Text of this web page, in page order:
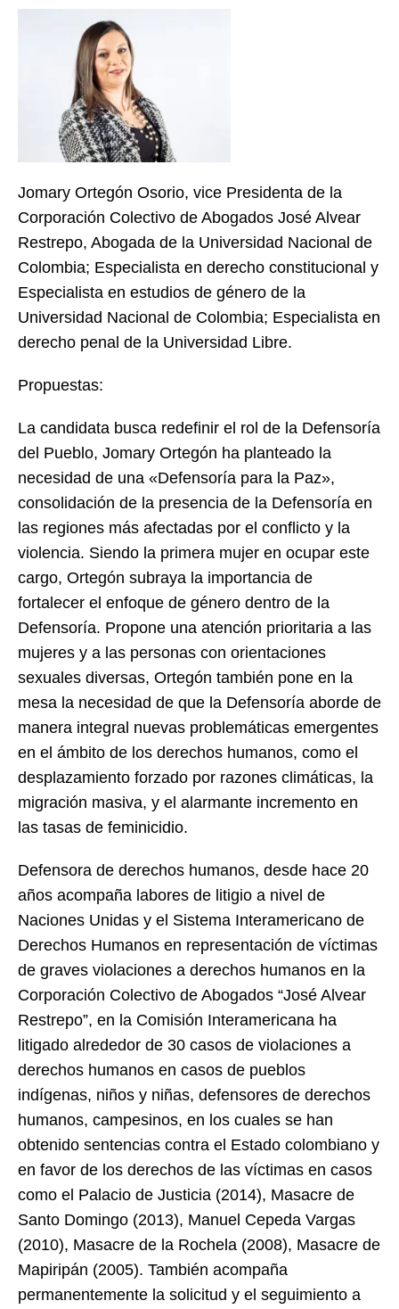
Jomary Ortegón Osorio, vice Presidenta de la
Corporación Colectivo de Abogados José Alvear
Restrepo, Abogada de la Universidad Nacional de
Colombia; Especialista en derecho constitucional y
Especialista en estudios de género de la
Universidad Nacional de Colombia; Especialista en
derecho penal de la Universidad Libre.
Propuestas:
La candidata busca redefinir el rol de la Defensoría
del Pueblo, Jomary Ortegón ha planteado la
necesidad de una «Defensoría para la Paz»,
consolidación de la presencia de la Defensoría en
las regiones más afectadas por el conflicto y la
violencia. Siendo la primera mujer en ocupar este
cargo, Ortegón subraya la importancia de
fortalecer el enfoque de género dentro de la
Defensoría. Propone una atención prioritaria a las
mujeres y a las personas con orientaciones
sexuales diversas, Ortegón también pone en la
mesa la necesidad de que la Defensoría aborde de
manera integral nuevas problemáticas emergentes
en el ámbito de los derechos humanos, como el
desplazamiento forzado por razones climáticas, la
migración masiva, y el alarmante incremento en
las tasas de feminicidio.
Defensora de derechos humanos, desde hace 20
años acompaña labores de litigio a nivel de
Naciones Unidas y el Sistema Interamericano de
Derechos Humanos en representación de víctimas
de graves violaciones a derechos humanos en la
Corporación Colectivo de Abogados “José Alvear
Restrepo”, en la Comisión Interamericana ha
litigado alrededor de 30 casos de violaciones a
derechos humanos en casos de pueblos
indígenas, niños y niñas, defensores de derechos
humanos, campesinos, en los cuales se han
obtenido sentencias contra el Estado colombiano y
en favor de los derechos de las víctimas en casos
como el Palacio de Justicia (2014), Masacre de
Santo Domingo (2013), Manuel Cepeda Vargas
(2010), Masacre de la Rochela (2008), Masacre de
Mapiripán (2005). También acompaña
permanentemente la solicitud y el seguimiento a